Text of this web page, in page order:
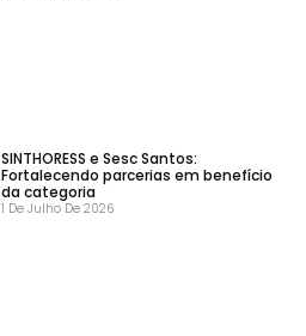
SINTHORESS e Sesc Santos:
Fortalecendo parcerias em benefício
da categoria
1 De Julho De 2026